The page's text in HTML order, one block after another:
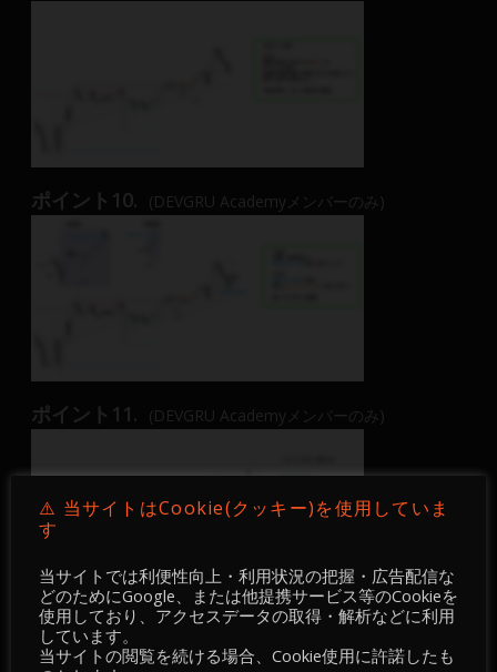
ポイント10. (DEVGRU Academyメンバーのみ)
ポイント11. (DEVGRU Academyメンバーのみ)
ポイント12. (DEVGRU Academyメンバーのみ)
⚠️ 当サイトはCookie(クッキー)を使用していま
す
当サイトでは利便性向上・利用状況の把握・広告配信な
どのためにGoogle、または他提携サービス等のCookieを
使用しており、アクセスデータの取得・解析などに利用
しています。
当サイトの閲覧を続ける場合、Cookie使用に許諾したも